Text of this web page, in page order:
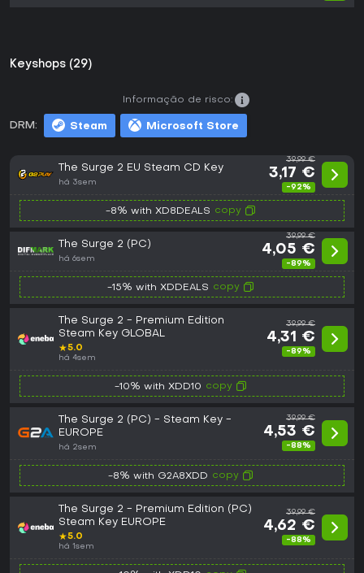
Keyshops (29)
DRM: Steam Microsoft Store
Informação de risco:
The Surge 2 EU Steam CD Key
há 3sem
39,99 €
3,17 €
-92%
-8% with XD8DEALS copy
The Surge 2 (PC)
há 6sem
39,99 €
4,05 €
-89%
-15% with XDDEALS copy
The Surge 2 - Premium Edition
Steam Key GLOBAL
★5.0
há 4sem
39,99 €
4,31 €
-89%
-10% with XDD10 copy
The Surge 2 (PC) - Steam Key -
EUROPE
há 2sem
39,99 €
4,53 €
-88%
-8% with G2A8XDD copy
The Surge 2 - Premium Edition (PC)
Steam Key EUROPE
★5.0
há 1sem
39,99 €
4,62 €
-88%